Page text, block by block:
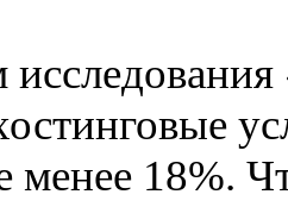
менее 18%.